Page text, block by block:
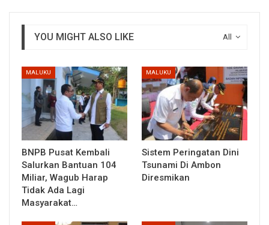
All
YOU MIGHT ALSO LIKE
MALUKU
BNPB Pusat Kembali
Salurkan Bantuan 104
Miliar, Wagub Harap
Tidak Ada Lagi
Masyarakat…
MALUKU
Sistem Peringatan Dini
Tsunami Di Ambon
Diresmikan